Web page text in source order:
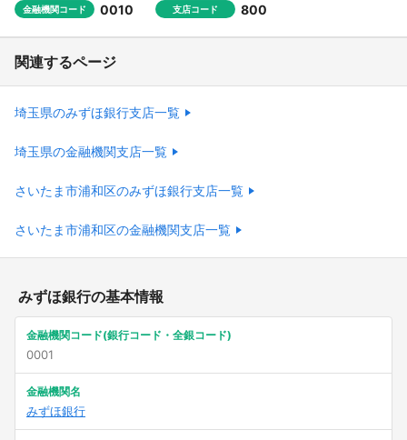
金融機関コード 0010 支店コード 800
関連するページ
埼玉県のみずほ銀行支店一覧
埼玉県の金融機関支店一覧
さいたま市浦和区のみずほ銀行支店一覧
さいたま市浦和区の金融機関支店一覧
みずほ銀行の基本情報
金融機関コード(銀行コード・全銀コード)
0001
金融機関名
みずほ銀行